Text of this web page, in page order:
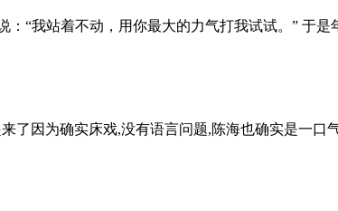
“我站着不动，用你最大的力气打我试试。” 于
因为确实床戏,没有语言问题,陈海也确实是一口